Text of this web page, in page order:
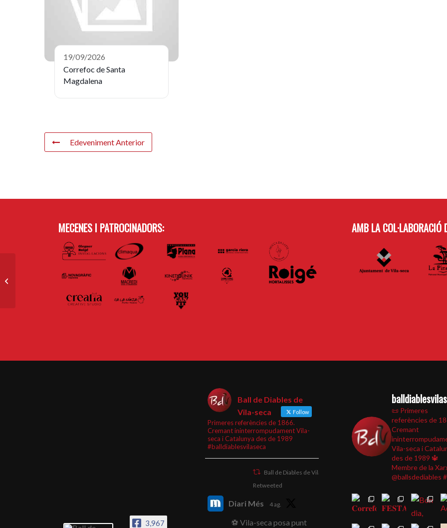
19/09/2026
Correfoc de Santa
Magdalena
Edeveniment Anterior
MECENES I PATROCINADORS: AMB LA COL·LABORACIÓ
3,967
Ball de Diables de
Vila-seca
Follow
Primeres referències de 1866.
Cremant ininterrompudament Vila-
seca i Catalunya des de 1989
#balldiablesvilaseca
Ball de Diables de Vila-seca
Retweeted
Diari Més 4 ag.
⚽ Vila-seca posa punt
📜 Primeres
referències de
Cremant
Vila-seca i
des de 1989 🔱
Membre de la
@ballsdediables
Seguici Tradicional